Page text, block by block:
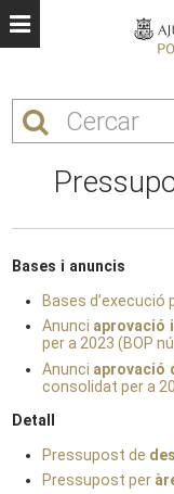
Bases i anuncis
Bases
Anunci aprovació
per a 2023 (BOP
Anunci aprovació
consolidat per a
Detall
Pressupost de
Pressupost per